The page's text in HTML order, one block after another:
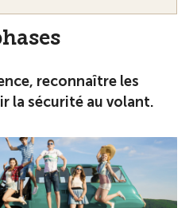
reconnaître les
la sécurité au volant.